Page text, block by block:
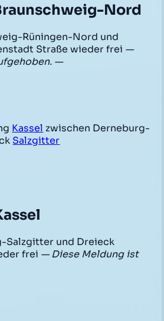
Nord
Rüningen-Nord und
Straße wieder frei —
—
Kassel zwischen Derneburg-
Salzgitter
Salzgitter und Dreieck
frei — Diese Meldung ist